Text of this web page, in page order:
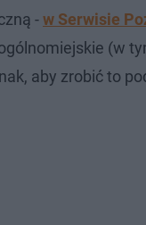
-w Serwisie
(w
aby zrobić to